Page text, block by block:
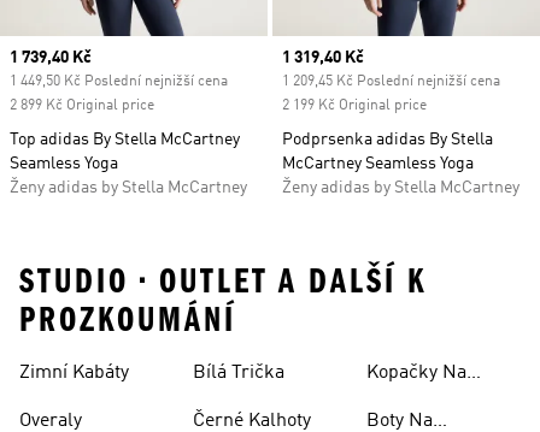
Current price
1 739,40 Kč
1 449,50 Kč Poslední nejnižší cena
2 899 Kč Original price
Top adidas By Stella McCartney
Seamless Yoga
Ženy adidas by Stella McCartney
Current price
1 319,40 Kč
1 209,45 Kč Poslední nejnižší cena
2 199 Kč Original price
Podprsenka adidas By Stella
McCartney Seamless Yoga
Ženy adidas by Stella McCartney
STUDIO • OUTLET A DALŠÍ K
PROZKOUMÁNÍ
Zimní Kabáty
Overaly
Bílá Trička
Černé Kalhoty
Kopačky Na
Boty Na